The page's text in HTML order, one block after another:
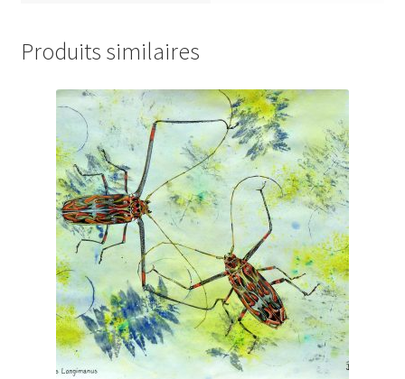
Produits similaires